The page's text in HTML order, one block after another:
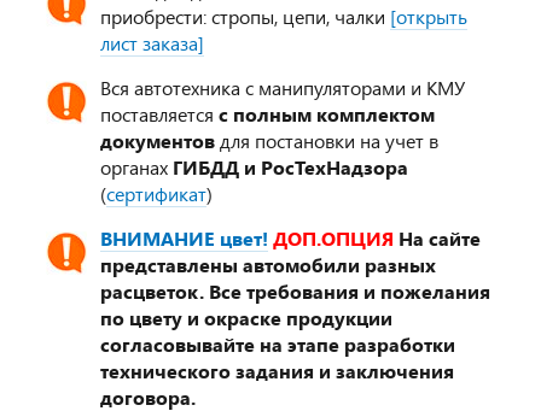
приобрести: стропы, цепи, чалки [открыть
лист заказа]
Вся автотехника с манипуляторами и КМУ
поставляется с полным комплектом
документов для постановки на учет в
органах ГИБДД и РосТехНадзора
(сертификат)
ВНИМАНИЕ цвет! ДОП.ОПЦИЯ На сайте
представлены автомобили разных
расцветок. Все требования и пожелания
по цвету и окраске продукции
согласовывайте на этапе разработки
технического задания и заключения
договора.